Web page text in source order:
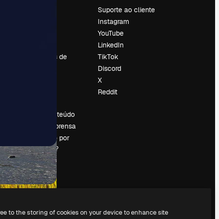
Tendências de
Vender conteúdo
Sala de imprensa
Procurando por
magnific.ai?
Suporte ao cliente
Instagram
YouTube
LinkedIn
TikTok
Discord
X
Reddit
to the storing of cookies on your device to enhance site